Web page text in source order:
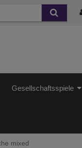
Gesellschaftsspiele
mixed